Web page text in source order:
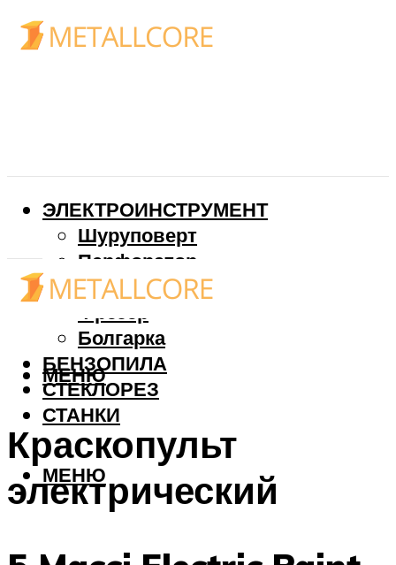
ЭЛЕКТРОИНСТРУМЕНТ
Шуруповерт
Перфоратор
Дрель
Фрезер
Болгарка
БЕНЗОПИЛА
СТЕКЛОРЕЗ
СТАНКИ
МЕНЮ
МЕНЮ
Краскопульт
электрический